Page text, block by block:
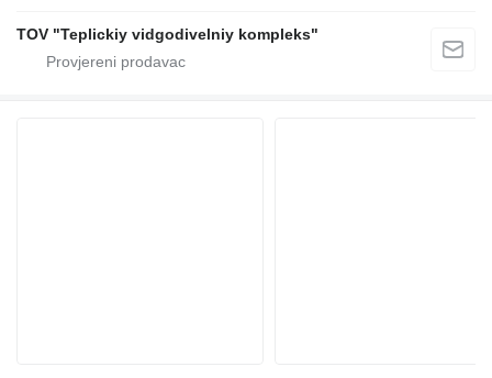
TOV "Teplickiy vidgodivelniy kompleks"